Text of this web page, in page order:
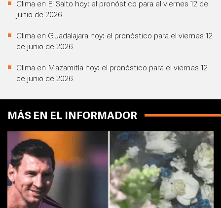
Clima en El Salto hoy: el pronóstico para el viernes 12 de
junio de 2026
Clima en Guadalajara hoy: el pronóstico para el viernes 12
de junio de 2026
Clima en Mazamitla hoy: el pronóstico para el viernes 12
de junio de 2026
MÁS EN EL INFORMADOR